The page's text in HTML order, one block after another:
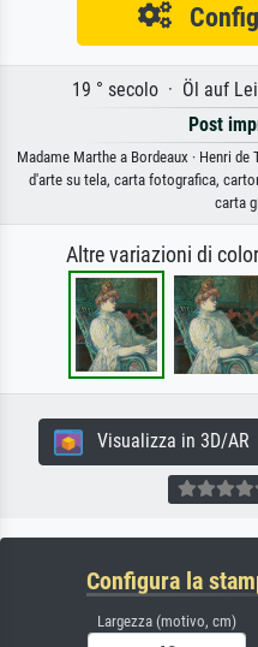
19 ° secolo · Öl auf
Post
Madame Marthe a Bordeaux · Henri
d'arte su tela, carta fotografica,
carta
Altre variazioni di
Visualizza in 3D/AR
Configura la
Largezza (motivo, cm)